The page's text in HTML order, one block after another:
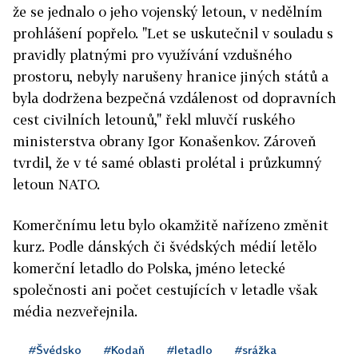
že se jednalo o jeho vojenský letoun, v nedělním
prohlášení popřelo. "Let se uskutečnil v souladu s
pravidly platnými pro využívání vzdušného
prostoru, nebyly narušeny hranice jiných států a
byla dodržena bezpečná vzdálenost od dopravních
cest civilních letounů," řekl mluvčí ruského
ministerstva obrany Igor Konašenkov. Zároveň
tvrdil, že v té samé oblasti prolétal i průzkumný
letoun NATO.
Komerčnímu letu bylo okamžitě nařízeno změnit
kurz. Podle dánských či švédských médií letělo
komerční letadlo do Polska, jméno letecké
společnosti ani počet cestujících v letadle však
média nezveřejnila.
#Švédsko #Kodaň #letadlo #srážka